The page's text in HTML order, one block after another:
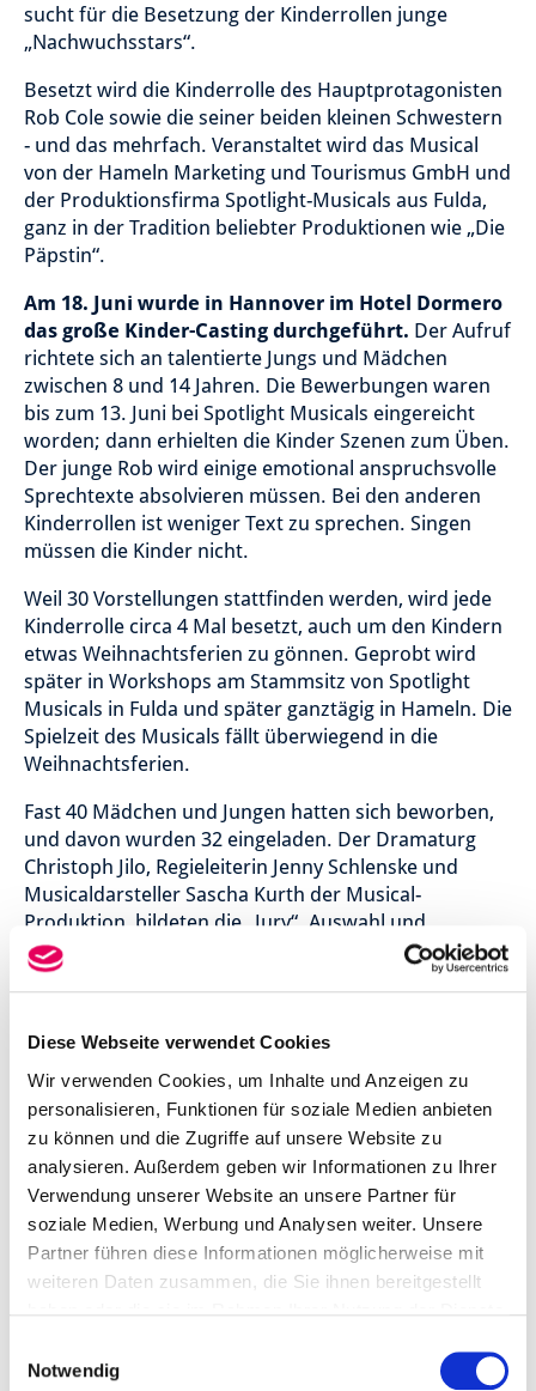
Diese Webseite verwendet Cookies
Wir verwenden Cookies, um Inhalte und Anzeigen zu
personalisieren, Funktionen für soziale Medien anbieten
zu können und die Zugriffe auf unsere Website zu
analysieren. Außerdem geben wir Informationen zu Ihrer
Verwendung unserer Website an unsere Partner für
soziale Medien, Werbung und Analysen weiter. Unsere
Partner führen diese Informationen möglicherweise mit
weiteren Daten zusammen, die Sie ihnen bereitgestellt
Notwendig
sucht für die Besetzung der Kinderrollen junge
„Nachwuchsstars“.
Besetzt wird die Kinderrolle des Hauptprotagonisten
Rob Cole sowie die seiner beiden kleinen Schwestern
- und das mehrfach. Veranstaltet wird das Musical
von der Hameln Marketing und Tourismus GmbH und
der Produktionsfirma Spotlight-Musicals aus Fulda,
ganz in der Tradition beliebter Produktionen wie „Die
Päpstin“.
Am 18. Juni wurde in Hannover im Hotel Dormero
das große Kinder-Casting durchgeführt. Der Aufruf
richtete sich an talentierte Jungs und Mädchen
zwischen 8 und 14 Jahren. Die Bewerbungen waren
bis zum 13. Juni bei Spotlight Musicals eingereicht
worden; dann erhielten die Kinder Szenen zum Üben.
Der junge Rob wird einige emotional anspruchsvolle
Sprechtexte absolvieren müssen. Bei den anderen
Kinderrollen ist weniger Text zu sprechen. Singen
müssen die Kinder nicht.
Weil 30 Vorstellungen stattfinden werden, wird jede
Kinderrolle circa 4 Mal besetzt, auch um den Kindern
etwas Weihnachtsferien zu gönnen. Geprobt wird
später in Workshops am Stammsitz von Spotlight
Musicals in Fulda und später ganztägig in Hameln. Die
Spielzeit des Musicals fällt überwiegend in die
Weihnachtsferien.
Fast 40 Mädchen und Jungen hatten sich beworben,
und davon wurden 32 eingeladen. Der Dramaturg
Christoph Jilo, Regieleiterin Jenny Schlenske und
Musicaldarsteller Sascha Kurth der Musical-
Produktion, bildeten die „Jury“. Auswahl und
Besetzung erfolgen nach ausgiebiger Beratung – erst
dann bekommen die Kinder Zu- oder Absagen.
Raum. Auf einer Pressekonferenz am 6. Juni im
Veranstaltungsraum des Hauptsponsors VGH in
Hannover, wies Produzent Peter Scholz ein weiteres
Mal auf die Rollenbesetzungen für Kinderrollen hin.
Hauptdarsteller Rob Cole, Friedrich Rau, gab zudem
Kostproben aus dem Erfolgs-Musical.
Der renommierte Neurochirurg Professor Dr. med.
Dr. h.c. mult. Madjid Samii (80) aus Hannover,